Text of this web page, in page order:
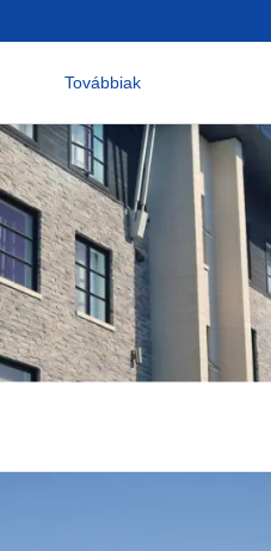
Továbbiak